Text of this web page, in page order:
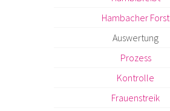
Hambacher Forst
Auswertung
Prozess
Kontrolle
Frauenstreik